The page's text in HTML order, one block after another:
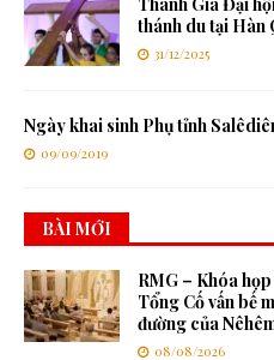
thánh du tại Hàn
31/12/2025
Ngày khai sinh Phụ tỉnh
09/09/2019
BÀI MỚI
RMG – Khóa
Tổng Cố vấn bế
đường của
08/08/2026